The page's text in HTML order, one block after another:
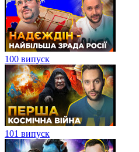
100 випуск
101 випуск